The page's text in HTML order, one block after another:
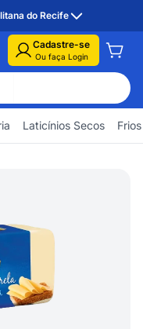
do Recife
Cadastre-se
Ou faça Login
Laticínios Secos